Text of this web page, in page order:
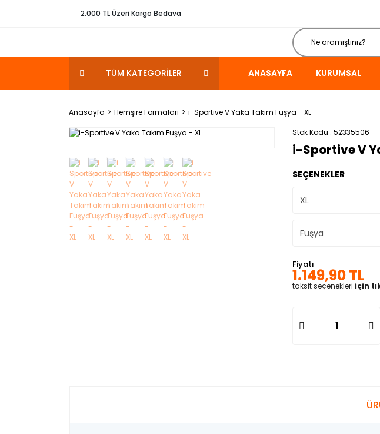
2.000 TL Üzeri Kargo Bedava
TÜM KATEGORİLER ANASAYFA KURUMSAL
Anasayfa Hemşire Formaları
i-Sportive V Yaka Takım Fuşya - XL
Stok Kodu 52335506
i-Sportive V
SEÇENEKLER
Fiyatı
1.149,90 TL
taksit seçenekleri için